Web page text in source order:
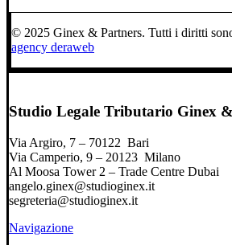
© 2025 Ginex & Partners. Tutti i diritti
agency deraweb
Studio Legale Tributario Ginex
Via Argiro, 7 – 70122 Bari
Via Camperio, 9 – 20123 Milano
Al Moosa Tower 2 – Trade Centre Dubai
angelo.ginex@studioginex.it
segreteria@studioginex.it
Navigazione